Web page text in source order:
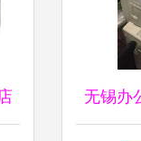
无锡办